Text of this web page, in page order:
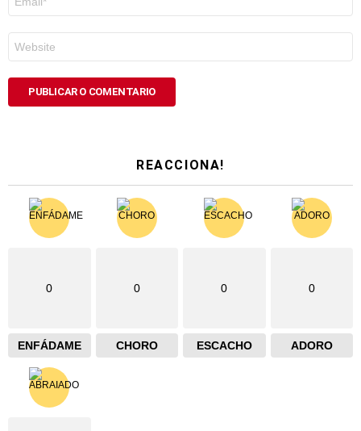
electrónico
*
REACCIONA!
0
ENFÁDAME
0
CHORO
0
ESCACHO
0
ADORO